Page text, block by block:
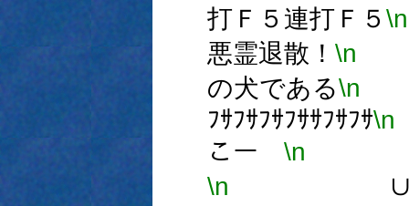
打Ｆ５連打Ｆ５ \n
悪霊退散！ \n
の犬である\n
ﾌｻﾌｻﾌｻﾌｻｻﾌｻﾌｻ\n
こー \n
\n ∪とか